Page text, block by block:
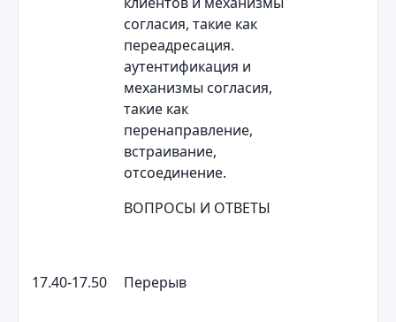
согласия, такие как
переадресация.
аутентификация и
механизмы согласия,
такие как
перенаправление,
встраивание,
отсоединение.
ВОПРОСЫ И ОТВЕТЫ
17.40-17.50 Перерыв